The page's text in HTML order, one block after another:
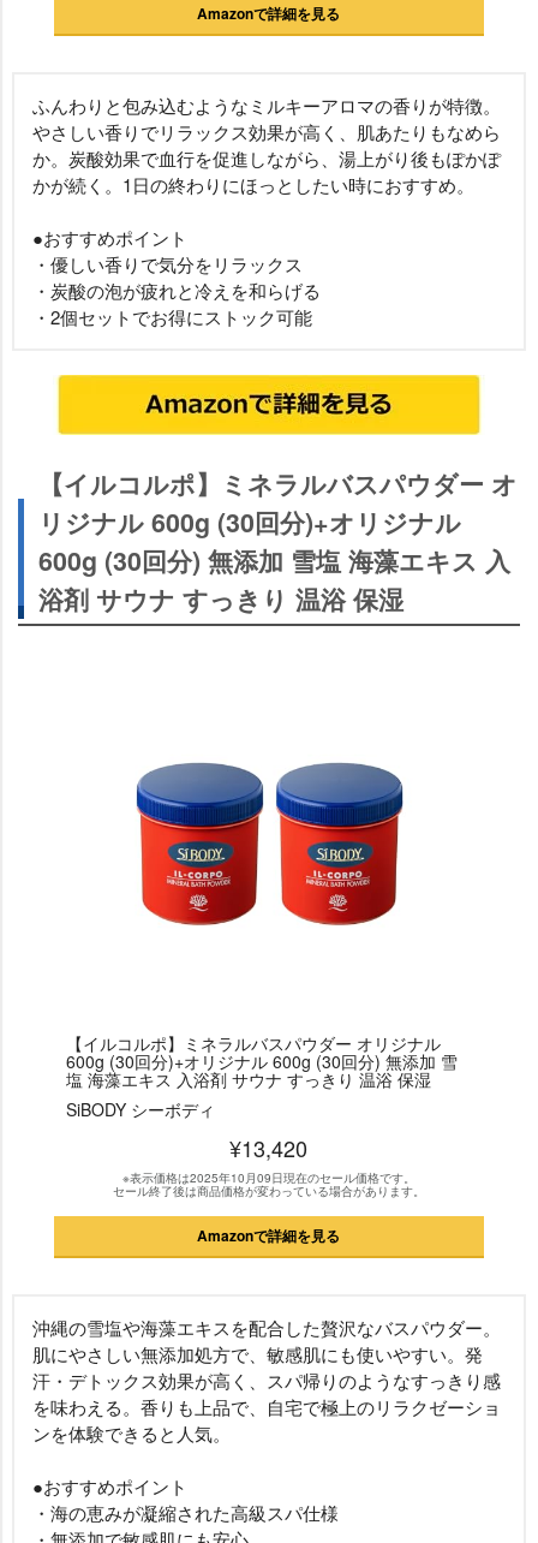
Amazonで詳細を見る
ふんわりと包み込むようなミルキーアロマの香りが特徴。
さしい香りでリラックス効果が高く、肌あたりもなめら
か。炭酸効果で血行を促進しながら、湯上がり後もぽかぽ
かが続く。1日の終わりにほっとしたい時におすすめ。
●おすすめポイント
・優しい香りで気分をリラックス
・炭酸の泡が疲れと冷えを和らげる
・2個セットでお得にストック可能
【イルコルポ】ミネラルバスパウダー オ
リジナル 600g (30回分)+オリジナル
600g (30回分) 無添加 雪塩 海藻エキス 入
浴剤 サウナ すっきり 温浴 保湿
【イルコルポ】ミネラルバスパウダー オリジナル
600g (30回分)+オリジナル 600g (30回分) 無添加 雪
塩 海藻エキス 入浴剤 サウナ すっきり 温浴 保湿
SiBODY シーボディ
¥13,420
※表示価格は2025年10月09日現在のセール価格です。
セール終了後は商品価格が変わっている場合があります。
Amazonで詳細を見る
沖縄の雪塩や海藻エキスを配合した贅沢なバスパウダー。
肌にやさしい無添加処方で、敏感肌にも使いやすい。発
汗・デトックス効果が高く、スパ帰りのようなすっきり感
を味わえる。香りも上品で、自宅で極上のリラクゼーショ
ンを体験できると人気。
●おすすめポイント
・海の恵みが凝縮された高級スパ仕様